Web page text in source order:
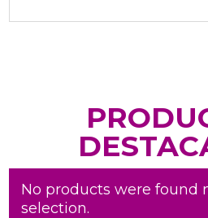
No products were found
selection.